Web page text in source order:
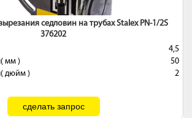
седловин на трубах Stalex PN-1/2S
376202
4,5
мм )
50
дюйм )
2